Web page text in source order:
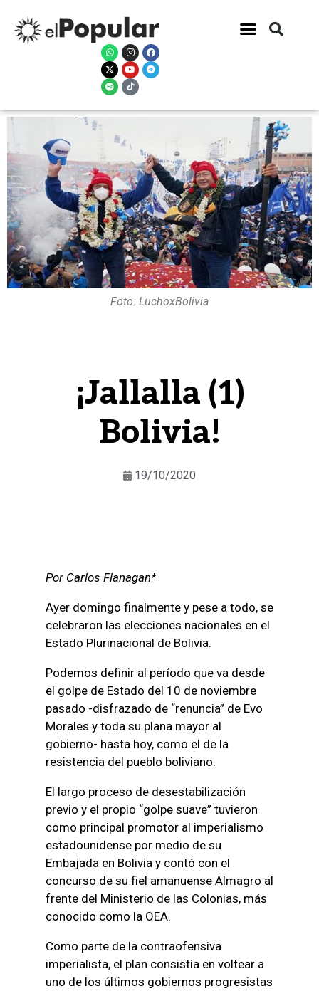
Foto: LuchoxBolivia
¡Jallalla (1)
Bolivia!
19/10/2020
Por Carlos Flanagan*
Ayer domingo finalmente y pese a todo, se
celebraron las elecciones nacionales en el
Estado Plurinacional de Bolivia.
Podemos definir al período que va desde
el golpe de Estado del 10 de noviembre
pasado -disfrazado de “renuncia” de Evo
Morales y toda su plana mayor al
gobierno- hasta hoy, como el de la
resistencia del pueblo boliviano.
El largo proceso de desestabilización
previo y el propio “golpe suave” tuvieron
como principal promotor al imperialismo
estadounidense por medio de su
Embajada en Bolivia y contó con el
concurso de su fiel amanuense Almagro al
frente del Ministerio de las Colonias, más
conocido como la OEA.
Como parte de la contraofensiva
imperialista, el plan consistía en voltear a
uno de los últimos gobiernos progresistas